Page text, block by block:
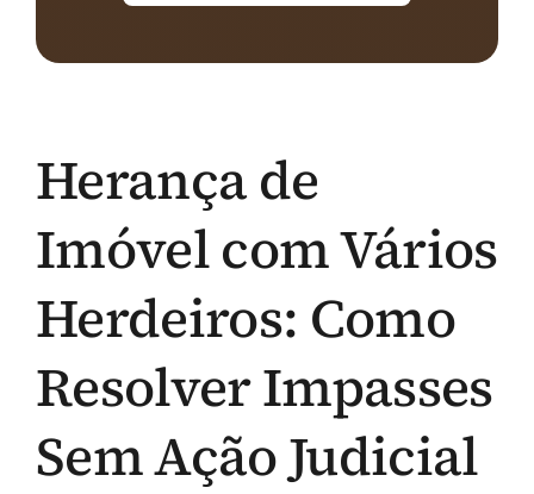
Herança de
Imóvel com Vários
Herdeiros: Como
Resolver Impasses
Sem Ação Judicial